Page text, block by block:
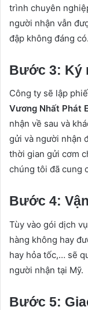
trình chuyên
người nhận vẫn
đập không đáng có.
Bước 3: Ký
Công ty sẽ lập
Vương Nhất Phát
nhận về sau và
gửi và người nhận
thời gian gửi cơm
chúng tôi đã cung
Bước 4:
Tùy vào gói dịch
hàng không hay
hay hỏa tốc,… sẽ
người nhận tại Mỹ.
Bước 5: